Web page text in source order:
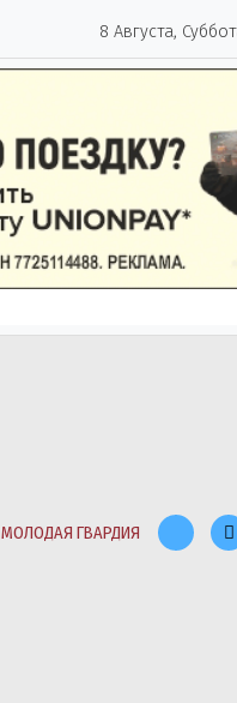
8 Августа,
МОЛОДАЯ ГВАРДИЯ